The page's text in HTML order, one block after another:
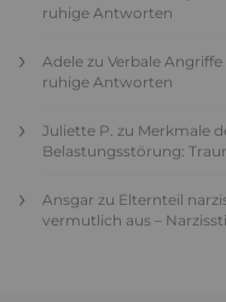
ruhige Antworten
Adele zu Verbale
ruhige Antworten
Juliette P. zu Merkmale
Belastungsstörung:
Ansgar zu Elternteil
vermutlich aus –